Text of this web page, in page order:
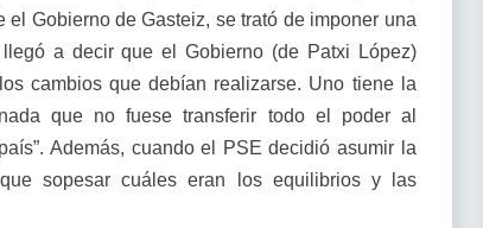
Gobierno de Gasteiz, se trató de imponer una
a decir que el Gobierno (de Patxi López)
cambios que debían realizarse. Uno tiene la
que no fuese transferir todo el poder al
Además, cuando el PSE decidió asumir la
sopesar cuáles eran los equilibrios y las